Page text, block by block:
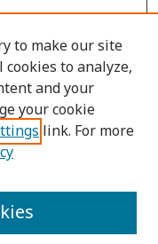
to make our site
to analyze,
and your
your cookie
link. For more